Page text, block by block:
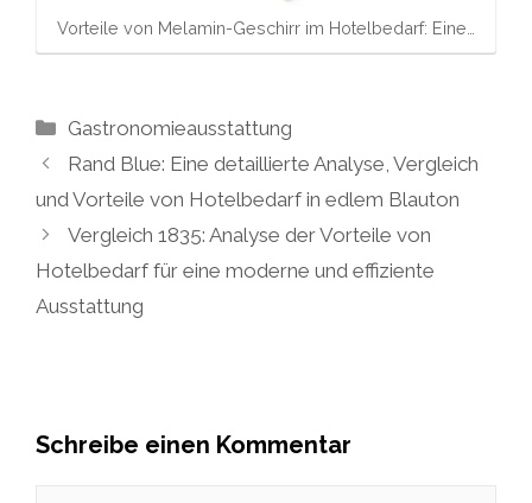
Vorteile von Melamin-Geschirr im Hotelbedarf: Eine…
Kategorien
Gastronomieausstattung
Rand Blue: Eine detaillierte Analyse, Vergleich
und Vorteile von Hotelbedarf in edlem Blauton
Vergleich 1835: Analyse der Vorteile von
Hotelbedarf für eine moderne und effiziente
Ausstattung
Schreibe einen Kommentar